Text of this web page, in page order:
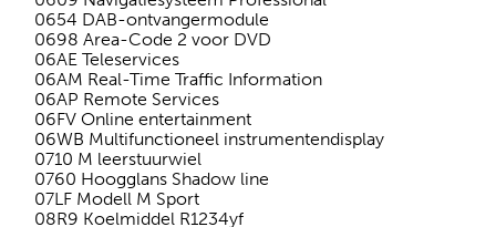
0654 DAB-ontvangermodule
0698 Area-Code 2 voor DVD
06AE Teleservices
06AM Real-Time Traffic Information
06AP Remote Services
06FV Online entertainment
06WB Multifunctioneel instrumentendisplay
0710 M leerstuurwiel
0760 Hoogglans Shadow line
07LF Modell M Sport
08R9 Koelmiddel R1234yf